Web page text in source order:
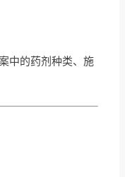
中的药剂种类、施